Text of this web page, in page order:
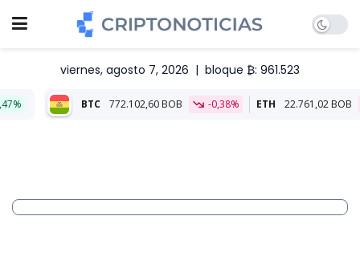
viernes, agosto 7, 2026 | bloque ₿: 961.523
BTC 772.102,60 BOB -0,38% ETH 22.761,02 BOB -0,02%